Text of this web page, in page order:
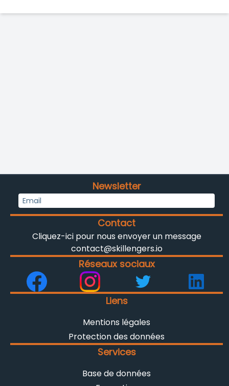
Services
Base de données
Liens
Mentions légales
Protection des données
Réseaux sociaux
Contact
Cliquez-ici pour nous envoyer un message
contact@skillengers.io
Newsletter